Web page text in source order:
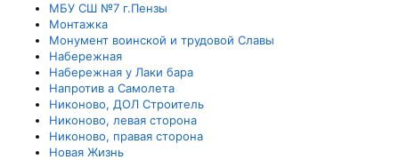
МБУ СШ №7 г.Пензы
Монтажка
Монумент воинской и трудовой Славы
Набережная
Набережная у Лаки бара
Напротив а Самолета
Никоново, ДОЛ Строитель
Никоново, левая сторона
Никоново, правая сторона
Новая Жизнь